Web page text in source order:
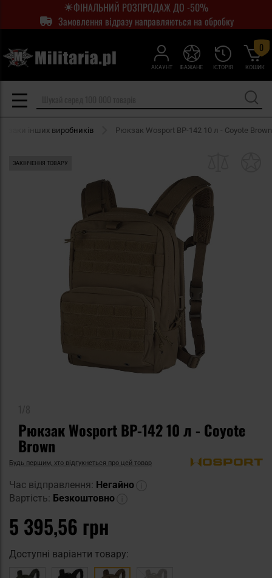
ФІНАЛЬНИЙ РОЗПРОДАЖ ДО -50%
Замовлення відразу направляються на обробку
АКАУНТ ІСТОРІЯ
БАЖАНЕ КОШИК
0
інших виробників Рюкзак Wosport BP-142 10 л - Coyote Brown
ЗАКІНЧЕННЯ ТОВАРУ
Рюкзак Wosport BP-142 10 л - Coyote
Brown
Будь першим, хто відгукнеться про цей товар
Час відправлення: Негайно
Вартість: Безкоштовно
5 395,56 грн
Доступні варіанти товару: